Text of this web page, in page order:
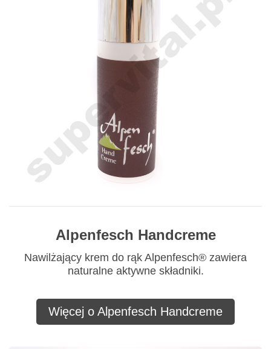
Alpenfesch Handcreme
Nawilżający krem do rąk Alpenfesch® zawiera
naturalne aktywne składniki.
Więcej o Alpenfesch Handcreme